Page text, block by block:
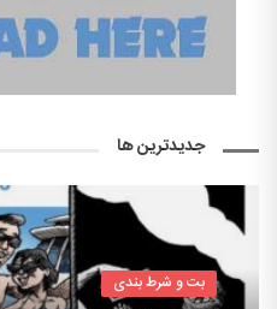
جدیدترین ها
بت و شرط بندی